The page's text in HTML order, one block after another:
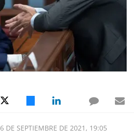
6 DE SEPTIEMBRE DE 2021, 19:05